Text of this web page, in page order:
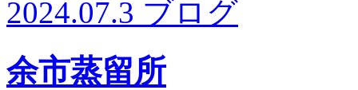
2024.07.3 ブログ
余市蒸留所